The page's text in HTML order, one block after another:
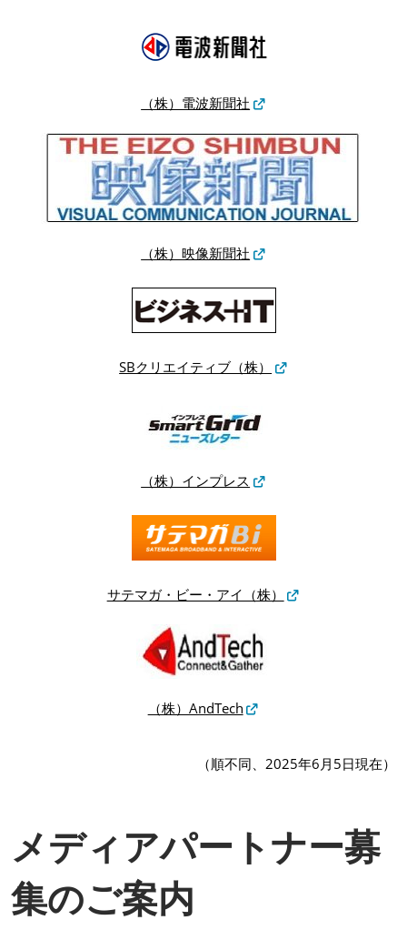
（株）電波新聞社
（株）映像新聞社
SBクリエイティブ（株）
（株）インプレス
サテマガ・ビー・アイ（株）
（株）AndTech
（順不同、2025年6月5日現在）
メディアパートナー募
集のご案内